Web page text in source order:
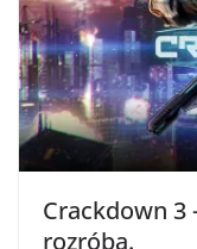
Crackdown
rozróba.